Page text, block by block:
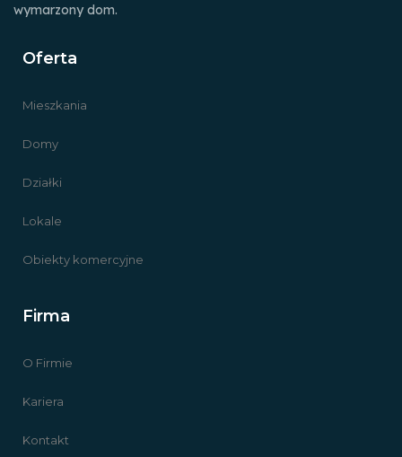
wymarzony dom.
Oferta
Mieszkania
Domy
Działki
Lokale
Obiekty komercyjne
Firma
O Firmie
Kariera
Kontakt